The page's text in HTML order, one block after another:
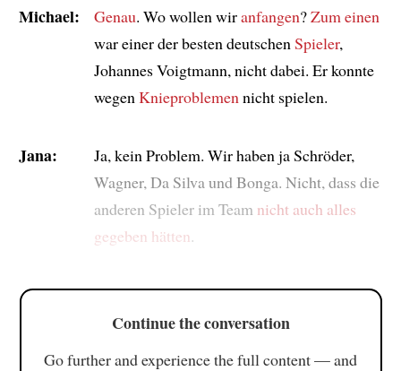
Michael: Genau. Wo wollen wiranfangen?Zum einen
war einer der besten deutschen Spieler,
Johannes Voigtmann, nicht dabei. Er konnte
wegen Knieproblemen nicht spielen.
Jana:
Ja, kein Problem. Wir haben ja Schröder,
Wagner, Da Silva und Bonga. Nicht, dass die
anderen Spieler im Team nicht auch alles
gegeben hätten.
Continue the conversation
Go further and experience the full content — and